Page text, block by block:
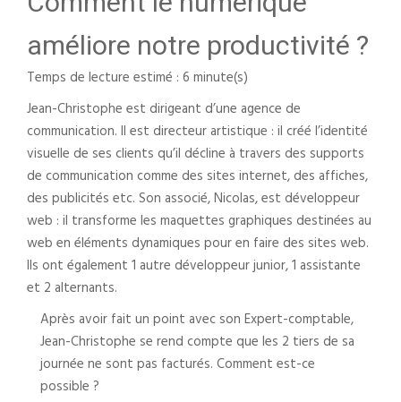
améliore notre productivité ?
Temps de lecture estimé : 6 minute(s)
Jean-Christophe est dirigeant d’une agence de
communication. Il est directeur artistique : il créé l’identité
visuelle de ses clients qu’il décline à travers des supports
de communication comme des sites internet, des affiches,
des publicités etc. Son associé, Nicolas, est développeur
web : il transforme les maquettes graphiques destinées au
web en éléments dynamiques pour en faire des sites web.
Ils ont également 1 autre développeur junior, 1 assistante
et 2 alternants.
Après avoir fait un point avec son Expert-comptable,
Jean-Christophe se rend compte que les 2 tiers de sa
journée ne sont pas facturés. Comment est-ce
possible ?